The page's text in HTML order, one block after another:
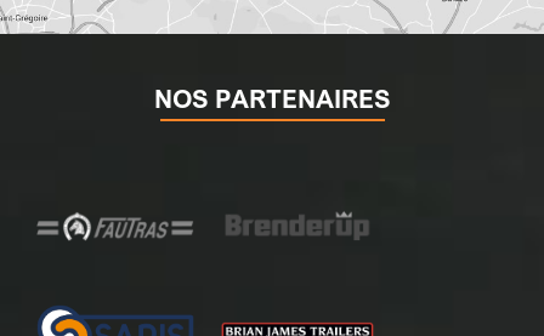
NOS PARTENAIRES